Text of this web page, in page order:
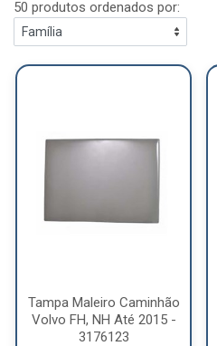
50 produtos ordenados por:
Tampa Maleiro Caminhão
Volvo FH, NH Até 2015 -
3176123